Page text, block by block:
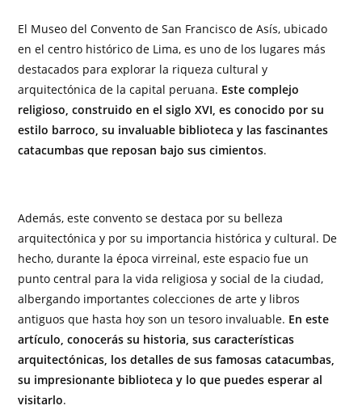
El Museo del Convento de San Francisco de Asís, ubicado
en el centro histórico de Lima, es uno de los lugares más
destacados para explorar la riqueza cultural y
arquitectónica de la capital peruana. Este complejo
religioso, construido en el siglo XVI, es conocido por su
estilo barroco, su invaluable biblioteca y las fascinantes
catacumbas que reposan bajo sus cimientos.
Además, este convento se destaca por su belleza
arquitectónica y por su importancia histórica y cultural. De
hecho, durante la época virreinal, este espacio fue un
punto central para la vida religiosa y social de la ciudad,
albergando importantes colecciones de arte y libros
antiguos que hasta hoy son un tesoro invaluable. En este
artículo, conocerás su historia, sus características
arquitectónicas, los detalles de sus famosas catacumbas,
su impresionante biblioteca y lo que puedes esperar al
visitarlo.